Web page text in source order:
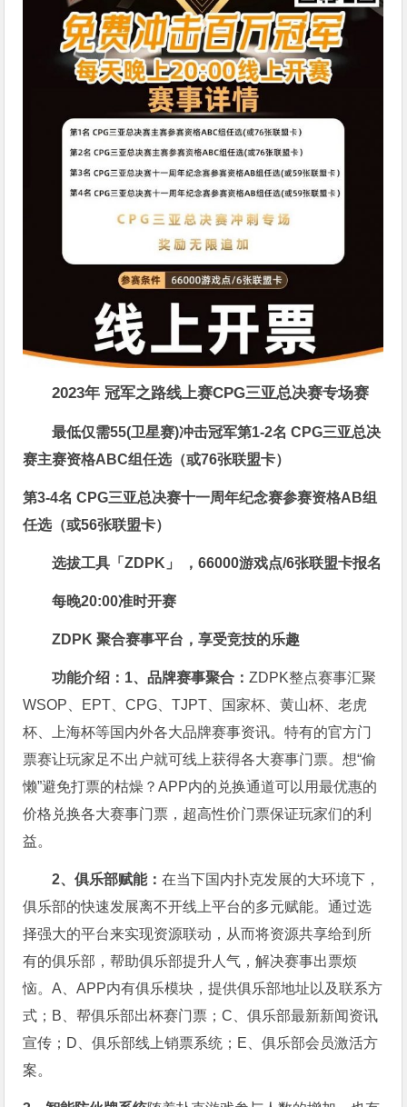
2023年 冠军之路线上赛CPG三亚总决赛专场赛
最低仅需55(卫星赛)冲击冠军第1-2名 CPG三亚总决
赛主赛资格ABC组任选（或76张联盟卡）
第3-4名 CPG三亚总决赛十一周年纪念赛参赛资格AB组
任选（或56张联盟卡）
选拔工具「ZDPK」 ，66000游戏点/6张联盟卡报名
每晚20:00准时开赛
ZDPK 聚合赛事平台，享受竞技的乐趣
功能介绍：1、品牌赛事聚合：ZDPK整点赛事汇聚
WSOP、EPT、CPG、TJPT、国家杯、黄山杯、老虎
杯、上海杯等国内外各大品牌赛事资讯。特有的官方门
票赛让玩家足不出户就可线上获得各大赛事门票。想“偷
懒”避免打票的枯燥？APP内的兑换通道可以用最优惠的
价格兑换各大赛事门票，超高性价门票保证玩家们的利
益。
2、俱乐部赋能：在当下国内扑克发展的大环境下，
俱乐部的快速发展离不开线上平台的多元赋能。通过选
择强大的平台来实现资源联动，从而将资源共享给到所
有的俱乐部，帮助俱乐部提升人气，解决赛事出票烦
恼。A、APP内有俱乐模块，提供俱乐部地址以及联系方
式；B、帮俱乐部出杯赛门票；C、俱乐部最新新闻资讯
宣传；D、俱乐部线上销票系统；E、俱乐部会员激活方
案。